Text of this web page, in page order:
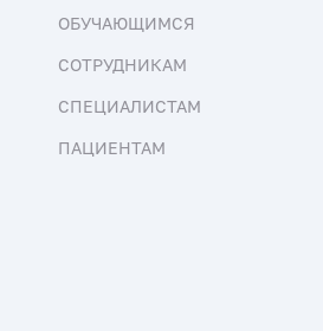
ОБУЧАЮЩИМСЯ
СОТРУДНИКАМ
СПЕЦИАЛИСТАМ
ПАЦИЕНТАМ